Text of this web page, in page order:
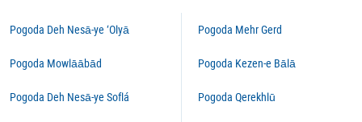
Pogoda Deh Nesā-ye ‘Olyā
Pogoda Mowlāābād
Pogoda Deh Nesā-ye Soflá
Pogoda Mehr Gerd
Pogoda Kezen-e Bālā
Pogoda Qerekhlū